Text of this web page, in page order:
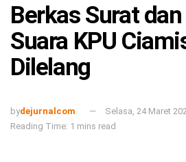
Berkas Surat
Suara KPU
Dilelang
bydejurnalcom
Selasa, 24 Maret
Reading Time: 1 mins read